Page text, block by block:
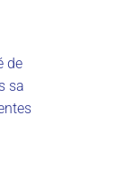
de
sa